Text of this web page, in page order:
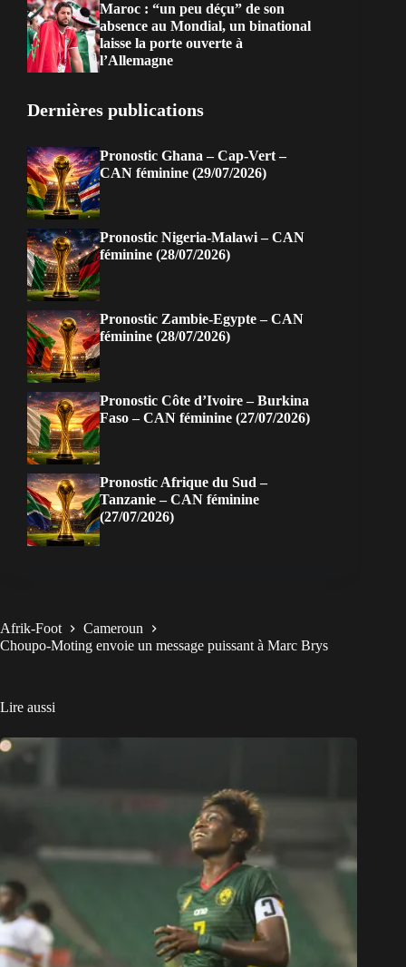
Maroc : “un peu déçu” de son
absence au Mondial, un binational
laisse la porte ouverte à
l’Allemagne
Dernières publications
Pronostic Ghana – Cap-Vert –
CAN féminine (29/07/2026)
Pronostic Nigeria-Malawi – CAN
féminine (28/07/2026)
Pronostic Zambie-Egypte – CAN
féminine (28/07/2026)
Pronostic Côte d’Ivoire – Burkina
Faso – CAN féminine (27/07/2026)
Pronostic Afrique du Sud –
Tanzanie – CAN féminine
(27/07/2026)
Afrik-Foot
Cameroun
Choupo-Moting envoie un message puissant à Marc Brys
Lire aussi